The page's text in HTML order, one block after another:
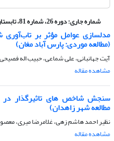
شماره جاری:دوره 26، شماره 81، تابستان 1405
مدلسازی عوامل مؤثر بر تاب‌آوری
(مطالعه موردی: پارس آباد مغان)
آیت جهانبانی، علی شماعی، حبیب اله
مشاهده مقاله
سنجش شاخص های تاثیرگذار در
مطالعه شهر زاهدان)
نظیر احمد هاشم زهی، غلامرضا میری،
مشاهده مقاله